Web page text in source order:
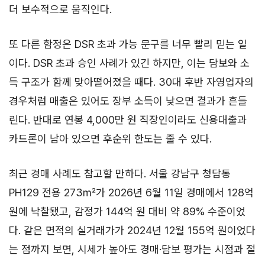
더 보수적으로 움직인다.
또 다른 함정은 DSR 초과 가능 문구를 너무 빨리 믿는 일
이다. DSR 초과 승인 사례가 있긴 하지만, 이는 담보와 소
득 구조가 함께 맞아떨어졌을 때다. 30대 후반 자영업자의
경우처럼 매출은 있어도 장부 소득이 낮으면 결과가 흔들
린다. 반대로 연봉 4,000만 원 직장인이라도 신용대출과
카드론이 남아 있으면 후순위 한도는 줄 수 있다.
최근 경매 사례도 참고할 만하다. 서울 강남구 청담동
PH129 전용 273㎡가 2026년 6월 11일 경매에서 128억
원에 낙찰됐고, 감정가 144억 원 대비 약 89% 수준이었
다. 같은 면적의 실거래가가 2024년 12월 155억 원이었다
는 점까지 보면, 시세가 높아도 경매·담보 평가는 시점과 절